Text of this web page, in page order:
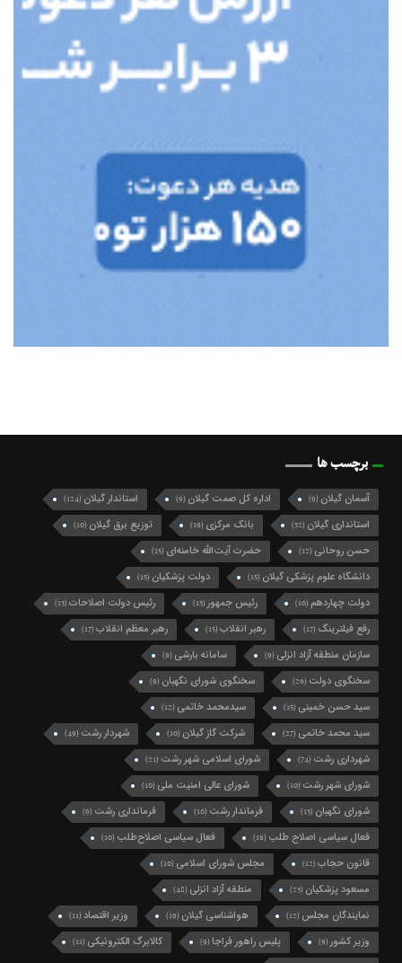
برچسب ها
آسمان گیلان (9) اداره کل صمت گیلان (9) استاندار گیلان (124)
استانداری گیلان (32) بانک مرکزی (19) توزیع برق گیلان (10)
حسن روحانی (12) حضرت آیت‌الله خامنه‌ای (15)
دانشگاه علوم پزشکی گیلان (15) دولت پزشکیان (15)
دولت چهاردهم (10) رئیس جمهور(13) رئیس دولت اصلاحات(13)
رفع فیلترینگ (17) رهبر انقلاب(15) رهبر معظم انقلاب(17)
سازمان منطقه آزاد انزلی (9) سامانه بارشی (9)
سخنگوی دولت (26) سخنگوی شورای نگهبان (9)
سید حسن خمینی (15) سیدمحمد خاتمی (12)
سید محمد خاتمی (27) شرکت گاز گیلان (10) شهردار رشت (49)
شهرداری رشت (74) شورای اسلامی شهر رشت (21)
شورای شهر رشت (10) شورای عالی امنیت ملی (10)
شورای نگهبان (13) فرماندار رشت (10) فرمانداری رشت (9)
فعال سیاسی اصلاح طلب (16) فعال سیاسی اصلاح‌طلب (10)
قانون حجاب(12) مجلس شورای اسلامی (10)
مسعود پزشکیان (23) منطقه آزاد انزلی (48)
نمایندگان مجلس (12) هواشناسی گیلان (19) وزیر اقتصاد(11)
وزیر کشور(9) پلیس راهور فراجا (9) کالابرگ الکترونیکی (11)